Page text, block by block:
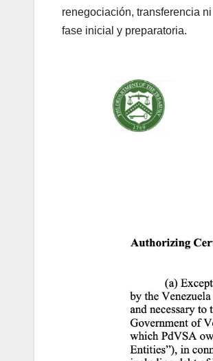
renegociación, transferencia
fase inicial y preparatoria.